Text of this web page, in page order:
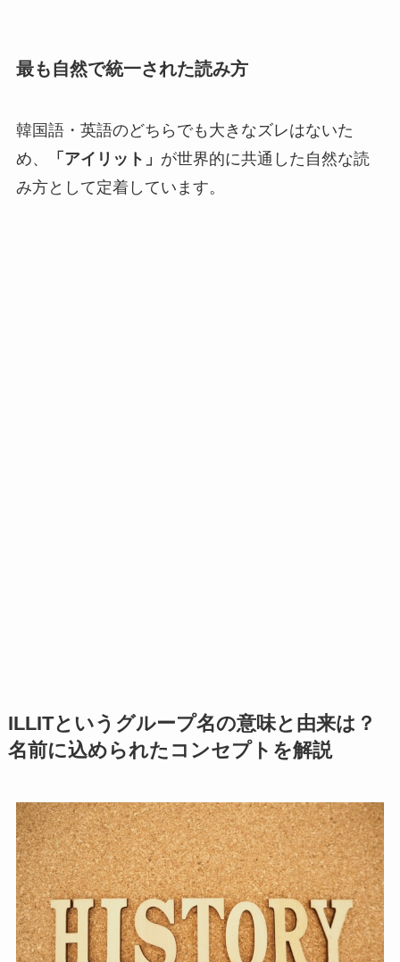
最も自然で統一された読み方
韓国語・英語のどちらでも大きなズレはないた
め、
「アイリット」 が世界的に共通した自然な読
み方として定着しています。
ILLITというグループ名の意味と由来は？
名前に込められたコンセプトを解説